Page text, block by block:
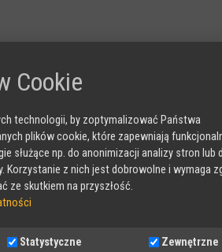
nauczycieli i opiekunów w
Już w październiku zapraszamy na dwa
i opiekunów. Internet jest
Cookie
technologii, by zoptymalizować Państwa
plików cookie, które zapewniają
służące np. do anonimizacji analizy stron lub
Korzystanie z nich jest dobrowolne i wymaga
ze skutkiem na przyszłość.
Statystyczne Zewnętrzne